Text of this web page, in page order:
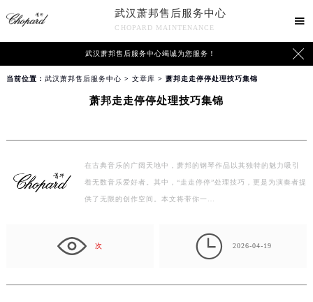
武汉萧邦售后服务中心
CHOPARD MAINTENANCE

武汉萧邦售后服务中心竭诚为您服务！ 
当前位置： 武汉萧邦售后服务中心 > 文章库 > 萧邦走走停停处理技巧集锦
萧邦走走停停处理技巧集锦
在古典音乐的广阔天地中，萧邦的钢琴作品以其独特的魅力吸引
着无数音乐爱好者。其中，“走走停停”处理技巧，更是为演奏者提
供了无限的创作空间。本文将带你一…
次  2026-04-19